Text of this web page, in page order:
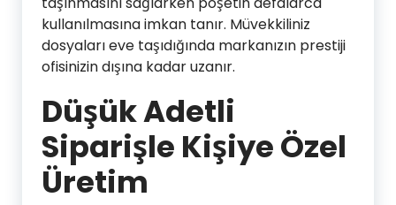
kullanılmasına imkan tanır. Müvekkiliniz
dosyaları eve taşıdığında markanızın prestiji
ofisinizin dışına kadar uzanır.
Düşük Adetli
Siparişle Kişiye Özel
Üretim